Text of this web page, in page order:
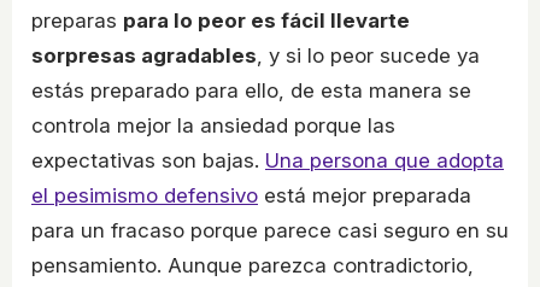
preparas para lo peor es fácil llevarte
sorpresas agradables, y si lo peor sucede ya
estás preparado para ello, de esta manera se
controla mejor la ansiedad porque las
expectativas son bajas. Una persona que adopta
el pesimismo defensivo está mejor preparada
para un fracaso porque parece casi seguro en su
pensamiento. Aunque parezca contradictorio,